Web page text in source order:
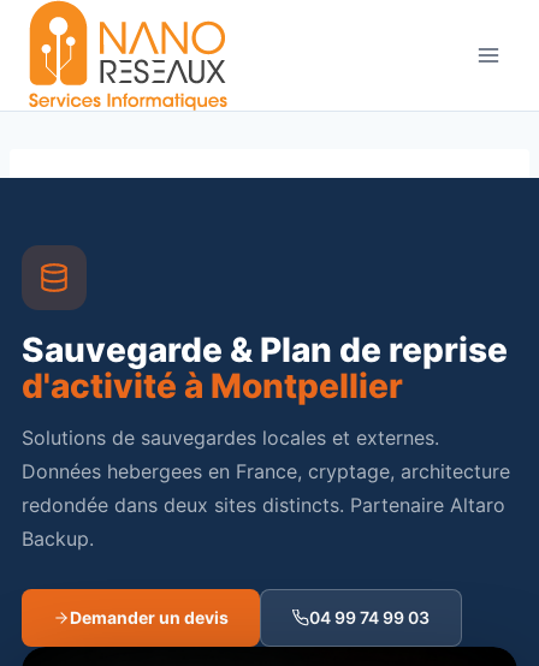
Aller
contenu
Sauvegarde & Plan de reprise
d'activité à Montpellier
Solutions de sauvegardes locales et externes.
Données hebergees en France, cryptage, architecture
redondée dans deux sites distincts. Partenaire Altaro
Backup.
Demander un devis 04 99 74 99 03